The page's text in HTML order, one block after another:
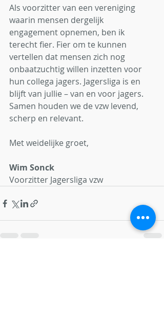
Als voorzitter van een vereniging
waarin mensen dergelijk
engagement opnemen, ben ik
terecht fier. Fier om te kunnen
vertellen dat mensen zich nog
onbaatzuchtig willen inzetten voor
hun collega jagers. Jagersliga is en
blijft van jullie – van en voor jagers.
Samen houden we de vzw levend,
scherp en relevant.
Met weidelijke groet,
Wim Sonck
Voorzitter Jagersliga vzw